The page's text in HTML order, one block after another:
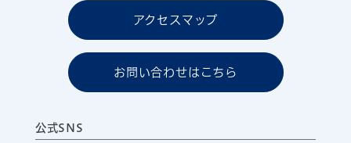
アクセスマップ
お問い合わせはこちら
公式SNS